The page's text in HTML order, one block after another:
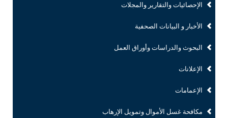
الإحصائيات والتقارير والمجلات
الأخبار و البيانات الصحفية
البحوث والدراسات وأوراق العمل
الإعلانات
الإعمامات
مكافحة غسل الأموال وتمويل الإرهاب